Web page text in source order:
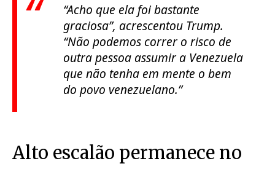
“Acho que ela foi bastante
graciosa”, acrescentou Trump.
“Não podemos correr o risco de
outra pessoa assumir a Venezuela
que não tenha em mente o bem
do povo venezuelano.”
Alto escalão permanece no